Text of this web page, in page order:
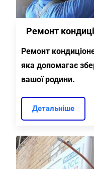
Ремонт
Ремонт
яка допомагає
вашої родини.
Детальніше